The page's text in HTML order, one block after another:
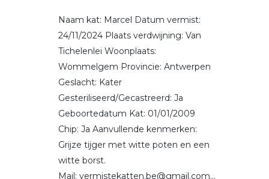
Naam kat: Marcel Datum vermist:
24/11/2024 Plaats verdwijning: Van
Tichelenlei Woonplaats:
Wommelgem Provincie: Antwerpen
Geslacht: Kater
Gesteriliseerd/Gecastreerd: Ja
Geboortedatum Kat: 01/01/2009
Chip: Ja Aanvullende kenmerken:
Grijze tijger met witte poten en een
witte borst.
Mail: vermistekatten.be@gmail.com...